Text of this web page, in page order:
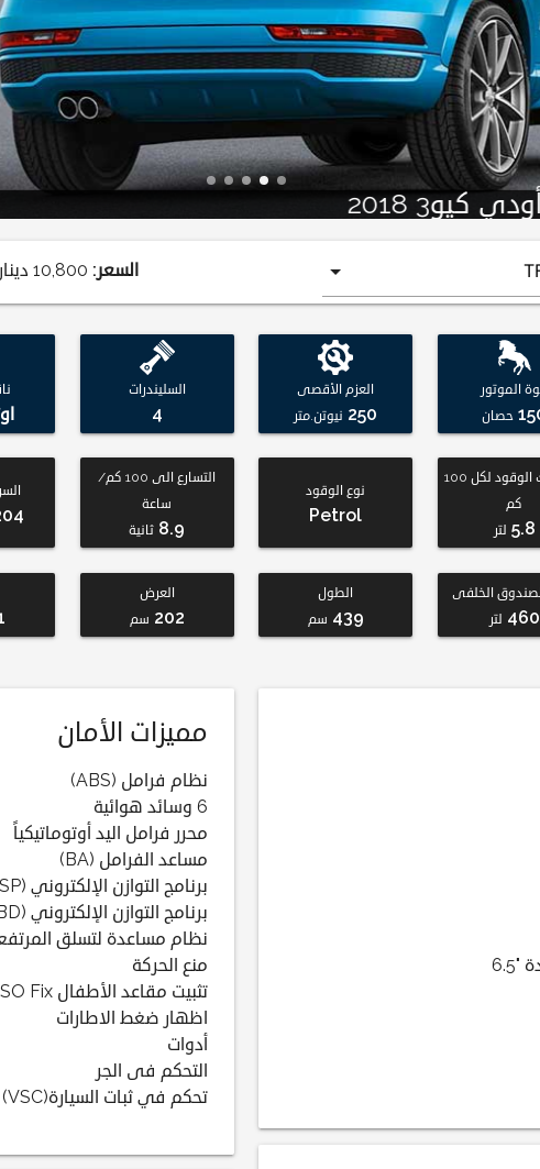
السعر: 10,800دينار
الموتور
حصان
العزم الأقصى
250 نيوتن.متر
السليندرات
4
استهلاك الوقود لكل 100
كم
5.8 لتر
نوع الوقود
Petrol
التسارع الى 100 كم/
ساعة
8.9 ثانية
الخلفى
460 لتر
الطول
439 سم
العرض
202 سم
مميزات الأمان
نظام فرامل (ABS)
6 وسائد هوائية
محرر فرامل اليد أوتوماتيكياً
مساعد الفرامل (BA)
برنامج التوازن الإلكتروني (ESP)
برنامج التوازن الإلكتروني (EBD)
نظام مساعدة لتسلق
منع الحركة
تثبيت مقاعد الأطفال ISO Fix
اظهار ضغط الاطارات
أدوات
التحكم فى الجر
تحكم في ثبات السيارة(VSC)